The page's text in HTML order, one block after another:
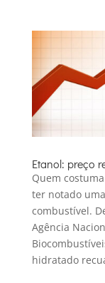
Etanol: preço
Quem
ter notado
combustível.
Agência
hidratado